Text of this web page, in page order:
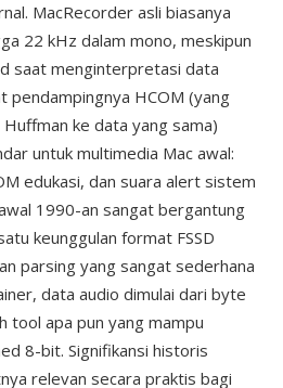
MacRecorder asli biasanya
22 kHz dalam mono, meskipun
saat menginterpretasi data
pendampingnya HCOM (yang
ke data yang sama)
untuk multimedia Mac awal:
edukasi, dan suara alert sistem
1990-an sangat bergantung
keunggulan format FSSD
parsing yang sangat sederhana
data audio dimulai dari byte
tool apa pun yang mampu
8-bit. Signifikansi historis
relevan secara praktis bagi